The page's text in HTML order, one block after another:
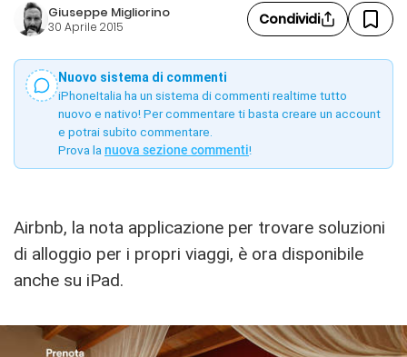
Giuseppe Migliorino
30 Aprile 2015 Condividi
Nuovo sistema di commenti
iPhoneItalia ha un sistema di commenti realtime tutto
nuovo e nativo! Per commentare ti basta creare un account
e potrai subito commentare.
Prova la nuova sezione commenti!
Airbnb, la nota applicazione per trovare soluzioni
di alloggio per i propri viaggi, è ora disponibile
anche su iPad.